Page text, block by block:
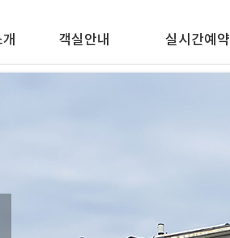
객실안내 실시간예약